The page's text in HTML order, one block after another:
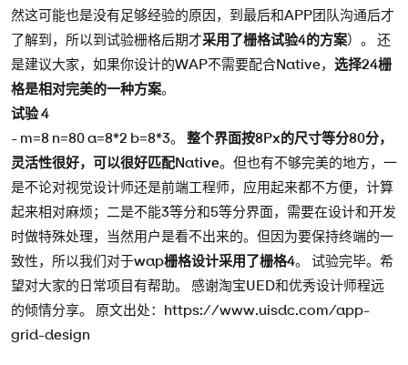
然这可能也是没有足够经验的原因，到最后和APP团队沟通后才
了解到，所以到试验栅格后期才采用了栅格试验4的方案）。 还
是建议大家，如果你设计的WAP不需要配合Native， 选择24栅
格是相对完美的一种方案。
试验 4
- m=8 n=80 a=8*2 b=8*3。 整个界面按8Px的尺寸等分80分，
灵活性很好，可以很好匹配Native。但也有不够完美的地方，一
是不论对视觉设计师还是前端工程师，应用起来都不方便，计算
起来相对麻烦；二是不能3等分和5等分界面，需要在设计和开发
时做特殊处理，当然用户是看不出来的。但因为要保持终端的一
致性，所以我们对于wap栅格设计采用了栅格4。 试验完毕。希
望对大家的日常项目有帮助。 感谢淘宝UED和优秀设计师程远
的倾情分享。 原文出处：https://www.uisdc.com/app-
grid-design